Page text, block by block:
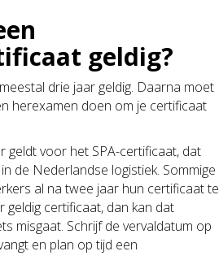
geldig?
drie jaar geldig. Daarna moet
herexamen doen om je certificaat
geldt voor het SPA-certificaat, dat
de Nederlandse logistiek. Sommige
al na twee jaar hun certificaat te
geldig certificaat, dan kan dat
misgaat. Schrijf de vervaldatum op
en plan op tijd een